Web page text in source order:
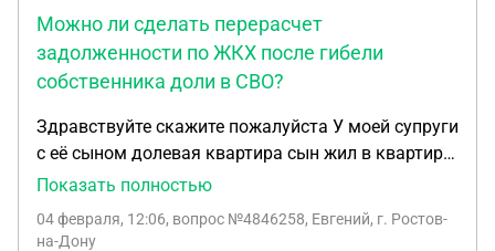
максимально безопасный и эффективный
маршрут, чтобы не делать лишних шагов У меня
4х месячный ребёнок
Можно ли сделать перерасчет
задолженности по ЖКХ после гибели
собственника доли в СВО?
Здравствуйте скажите пожалуйста У моей супруги
с её сыном долевая квартира сын жил в квартире
и не регулярно оплачивал жкх а мать жила в
и сейчас мать открыла через нотариуса дело о
Показать полностью
04 февраля, 12:06, вопрос №4846258, Евгений, г. Ростов-
на-Дону